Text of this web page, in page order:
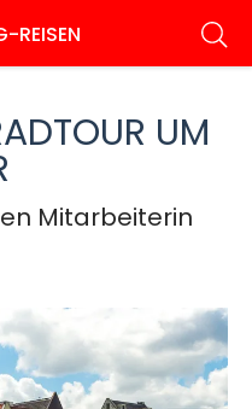
-REISEN
UM
Mitarbeiterin